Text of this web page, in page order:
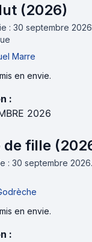
(2026)
: 30 septembre
Marre
en envie.
:
2026
de fille
: 30 septembre 2026.
en envie.
: